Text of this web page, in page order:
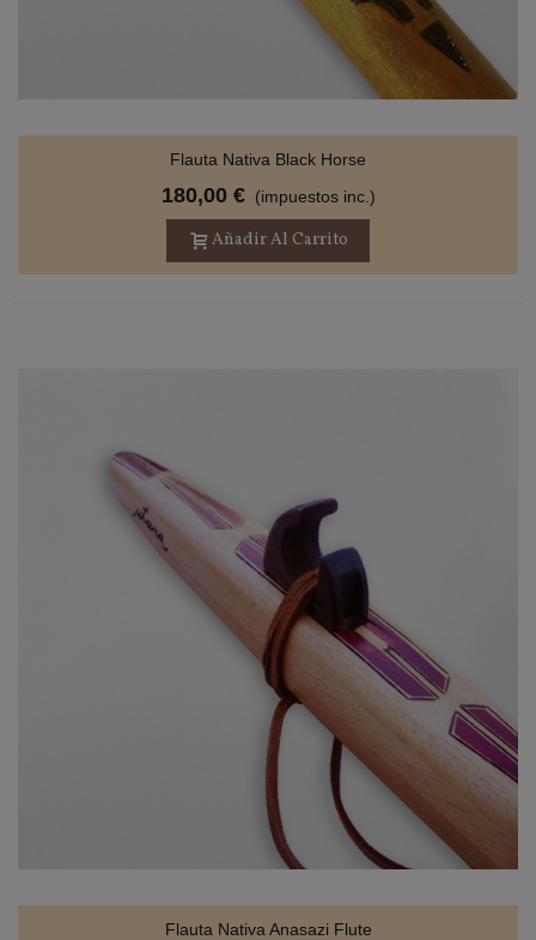
Flauta Nativa Black Horse
180,00 € (impuestos inc.)
Añadir Al Carrito
Flauta Nativa Anasazi Flute